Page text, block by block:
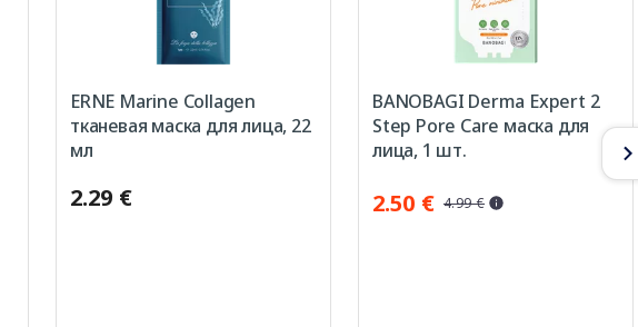
ERNE Marine Collagen
тканевая маска для лица, 22
мл
2.29 €
BANOBAGI Derma Expert 2
Step Pore Care маска для
лица, 1 шт.
2.50 € 4.99 €